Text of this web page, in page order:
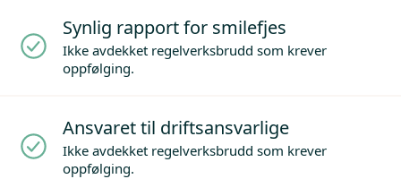
Synlig rapport for smilefjes
Ikke avdekket regelverksbrudd som krever
oppfølging.
Ansvaret til driftsansvarlige
Ikke avdekket regelverksbrudd som krever
oppfølging.